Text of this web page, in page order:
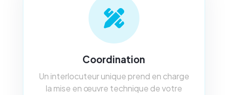
Coordination
Un interlocuteur unique prend en charge
la mise en œuvre technique de votre